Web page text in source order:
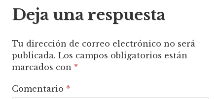
Deja una respuesta
Tu dirección de correo electrónico no será
publicada. Los campos obligatorios están
marcados con *
Comentario *